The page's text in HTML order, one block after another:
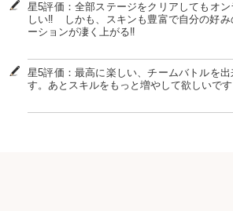
星5評価：全部ステージをクリアしてもオ
しい‼️ しかも、スキンも豊富で自分の好み
ーションが凄く上がる‼️
星5評価：最高に楽しい、チームバトルを
す。あとスキルをもっと増やして欲しいです